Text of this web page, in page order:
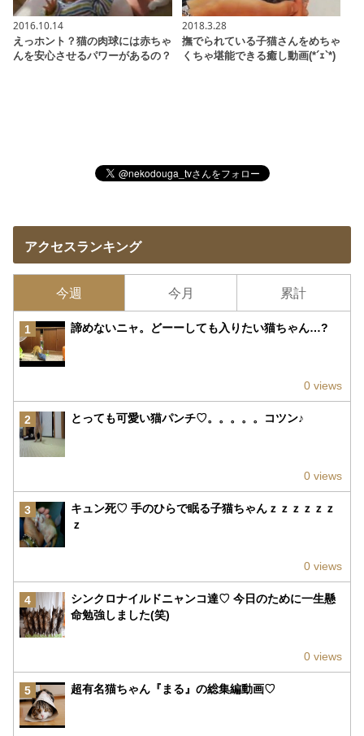
2016.10.14
えっホント？猫の肉球には赤ちゃ
んを安心させるパワーがあるの？
2018.3.28
撫でられている子猫さんをめちゃ
くちゃ堪能できる癒し動画(*´ｪ`*)
アクセスランキング
今週 今月 累計
1 諦めないニャ。どーーしても入りたい猫ちゃん…?
0 views
2 とっても可愛い猫パンチ♡。。。。。コツン♪
0 views
3
キュン死♡ 手のひらで眠る子猫ちゃんｚｚｚｚｚｚ
ｚ
0 views
4
シンクロナイルドニャンコ達♡ 今日のために一生懸
命勉強しました(笑)
0 views
5 超有名猫ちゃん『まる』の総集編動画♡